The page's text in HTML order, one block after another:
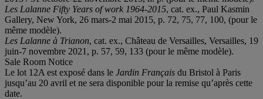
Les Lalanne Fifty Years of work 1964-2015, cat. ex., Paul Kasmin
Gallery, New York, 26 mars-2 mai 2015, p. 72, 75, 77, 100, (pour le
même modèle).
Les Lalanne à Trianon, cat. ex., Château de Versailles, Versailles, 19
juin-7 novembre 2021, p. 57, 59, 133 (pour le même modèle).
Sale Room Notice
Le lot 12A est exposé dans le Jardin Français du Bristol à Paris
jusqu’au 20 avril et ne sera disponible pour la remise qu’après cette
date.